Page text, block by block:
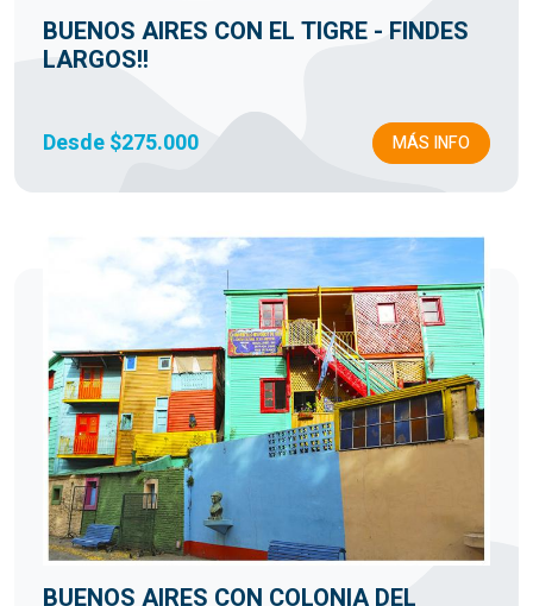
BUENOS AIRES CON EL TIGRE - FINDES
LARGOS!!
Desde $275.000 MÁS INFO
BUENOS AIRES CON COLONIA DEL